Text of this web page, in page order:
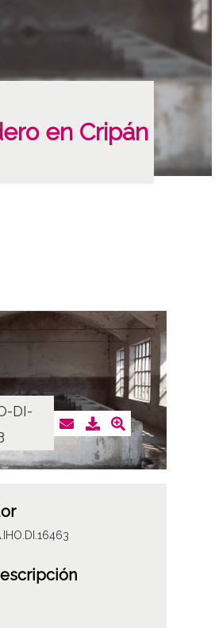
en Cripán
DI-